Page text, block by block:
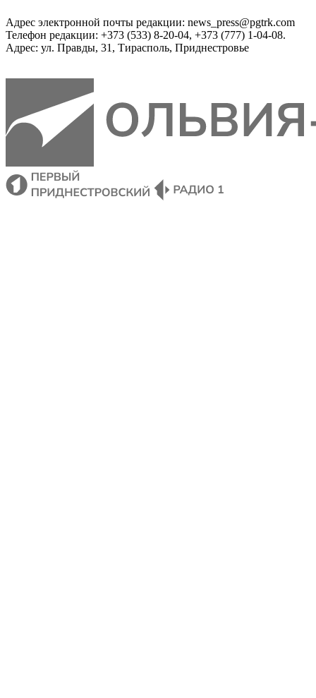
Адрес электронной почты редакции: news_press@pgtrk.com
Телефон редакции: +373 (533) 8-20-04, +373 (777) 1-04-08.
Адрес: ул. Правды, 31, Тирасполь, Приднестровье